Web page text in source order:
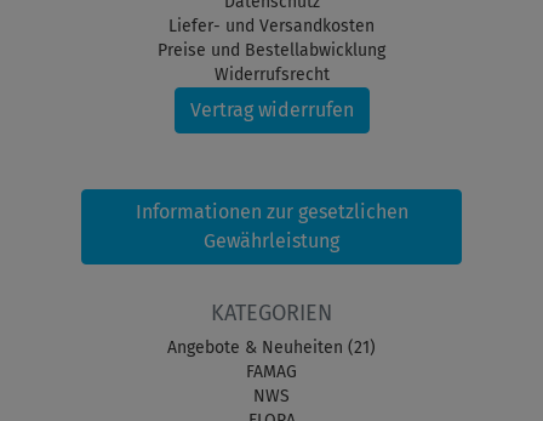
Liefer- und Versandkosten
Preise und Bestellabwicklung
Widerrufsrecht
Vertrag widerrufen
Informationen zur gesetzlichen
Gewährleistung
KATEGORIEN
Angebote & Neuheiten (21)
FAMAG
NWS